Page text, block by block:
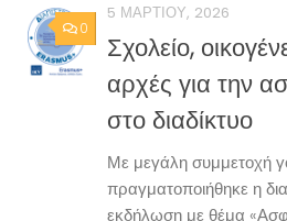
0
5 ΜΑΡΤΊΟΥ, 2026
Σχολείο,
αρχές για την
στο διαδίκτυο
Με μεγάλη συμμετοχή
πραγματοποιήθηκε η
εκδήλωση με θέμα